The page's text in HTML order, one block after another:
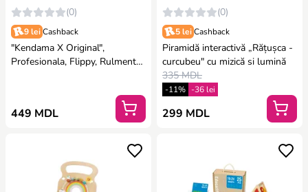
(0)
9 lei Cashback
"Kendama X Original",
Profesionala, Flippy, Rulment
449 MDL
(0)
5 lei Cashback
Piramidă interactivă „Rățușca -
curcubeu" cu mizică si lumină
335 MDL
-11% -36 lei
299 MDL